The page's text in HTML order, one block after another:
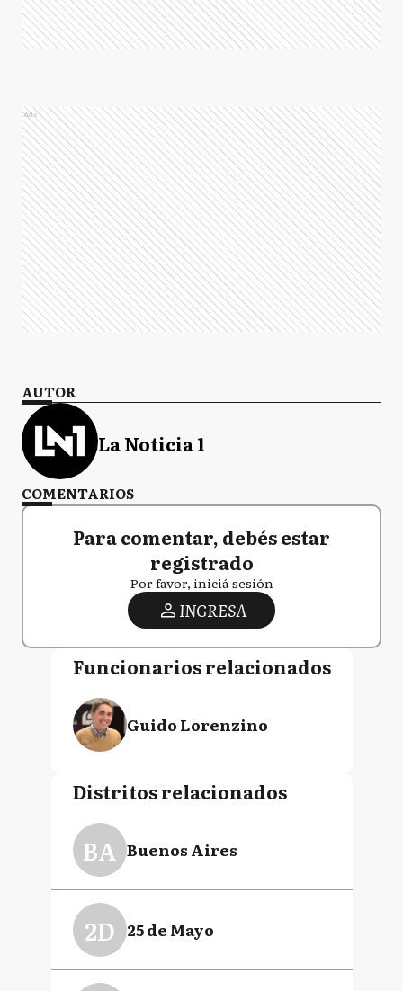
Ads
AUTOR
La Noticia 1
COMENTARIOS
Para comentar, debés estar
registrado
Por favor, iniciá sesión
INGRESA
Funcionarios relacionados
Guido Lorenzino
Distritos relacionados
BA Buenos Aires
2D 25 de Mayo